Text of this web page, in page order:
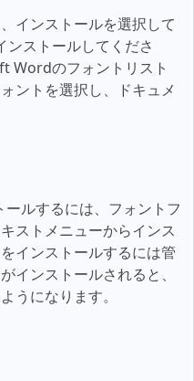
インストールを選択して
ストールしてくださ
Wordのフォントリスト
ントを選択し、ドキュメ
ルするには、フォントフ
ストメニューからインス
インストールするには管
インストールされると、
うになります。